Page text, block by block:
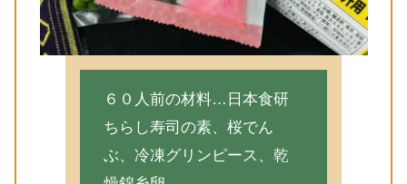
６０人前の材料…日本食研
ちらし寿司の素、桜でん
ぶ、冷凍グリンピース、乾